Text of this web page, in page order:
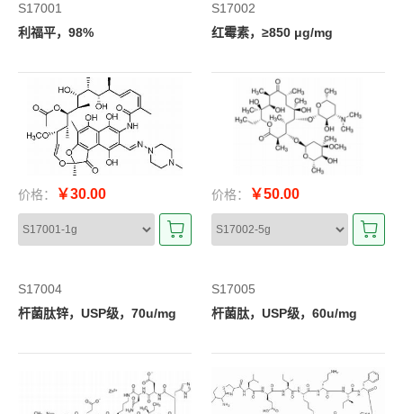
S17001
利福平，98%
价格： ￥30.00
S17002
红霉素，≥850 μg/mg
价格： ￥50.00
S17004
杆菌肽锌，USP级，70u/mg
S17005
杆菌肽，USP级，60u/mg